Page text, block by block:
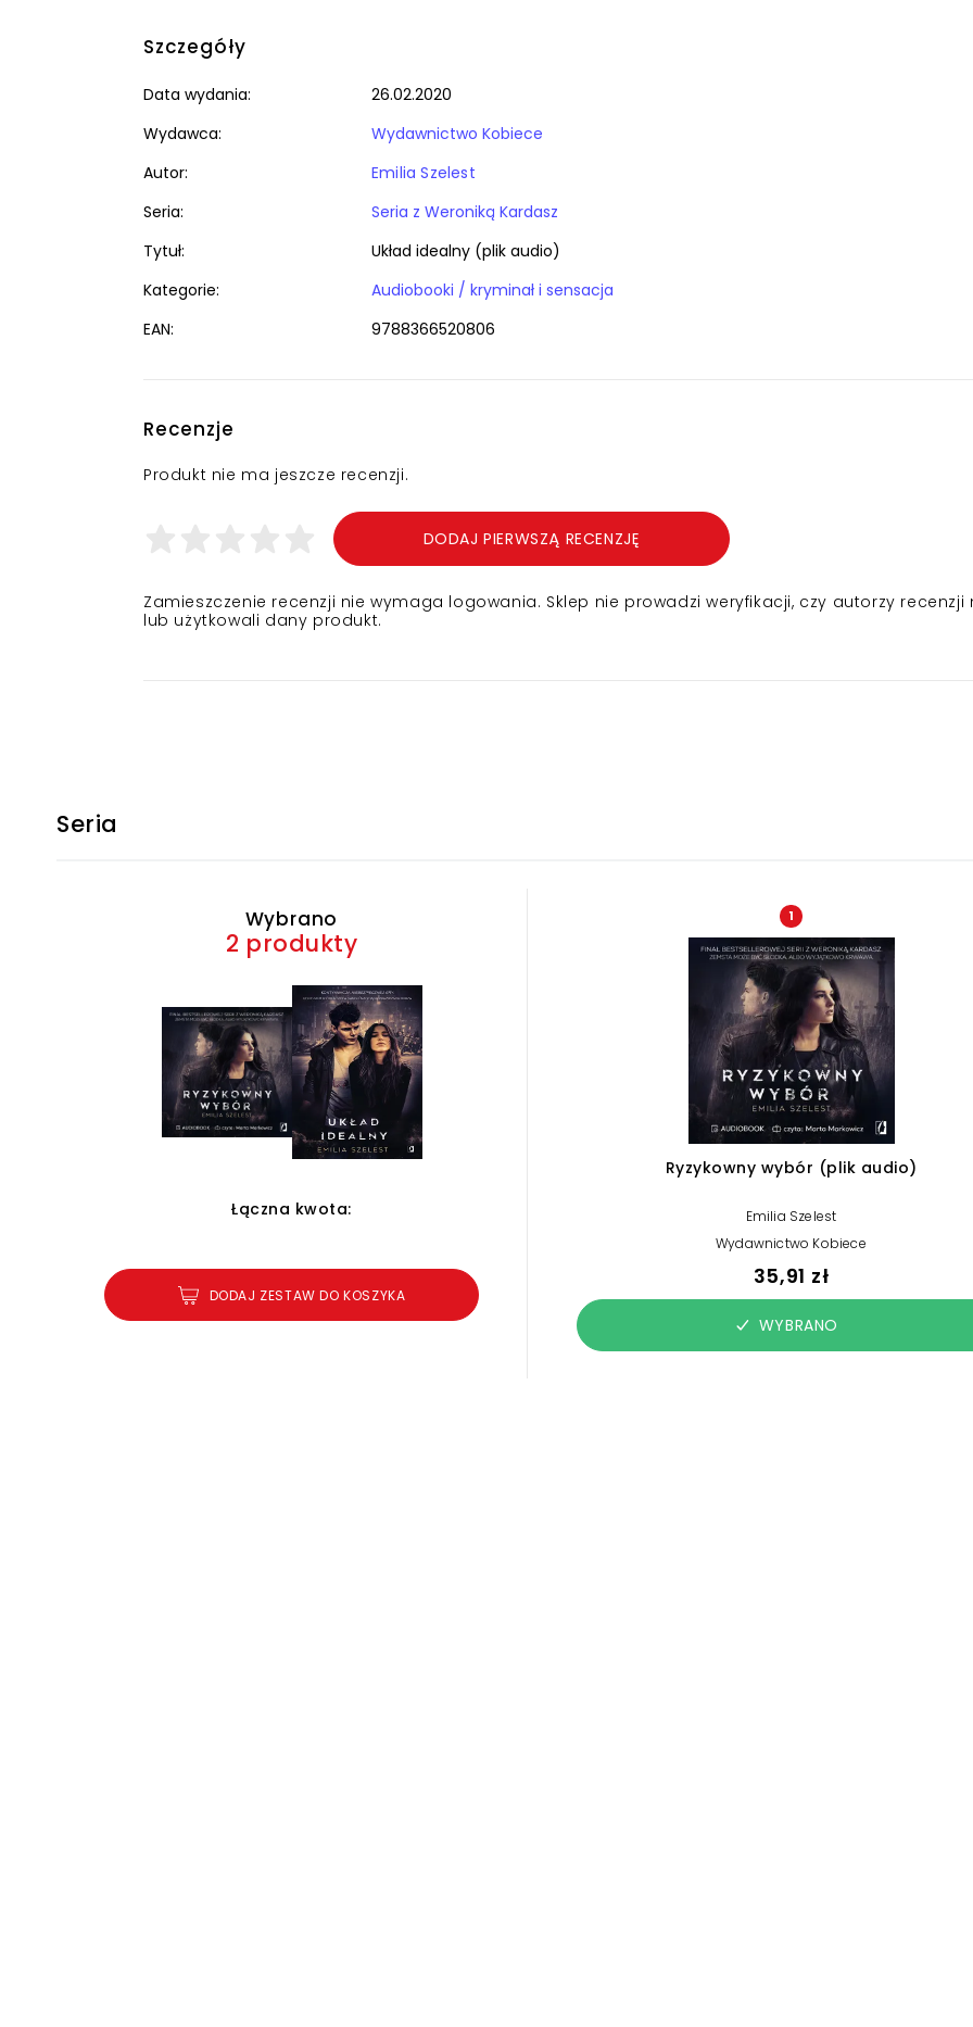
Szczegóły
Data wydania:
26.02.2020
Wydawca:
Wydawnictwo Kobiece
Autor:
Emilia Szelest
Seria:
Seria z Weroniką Kardasz
Tytuł:
Układ idealny (plik audio)
Kategorie:
Audiobooki / kryminał i sensacja
EAN:
9788366520806
Recenzje
Produkt nie ma jeszcze recenzji.
DODAJ PIERWSZĄ RECENZJĘ
Zamieszczenie recenzji nie wymaga logowania. Sklep nie prowadzi weryfikacji, czy autorzy recenzji
lub użytkowali dany produkt.
Seria
Wybrano
2 produkty
Łączna kwota:
DODAJ ZESTAW DO KOSZYKA
1
Ryzykowny wybór (plik audio)
Emilia Szelest
Wydawnictwo Kobiece
35,91 zł
WYBRANO